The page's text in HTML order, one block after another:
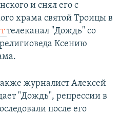
и снял его с
храма святой Троицы в
телеканал "Дождь" со
Ксению
журналист Алексей
"Дождь", репрессии в
после его